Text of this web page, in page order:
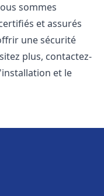
sommes
et assurés
une sécurité
plus, contactez-
et le